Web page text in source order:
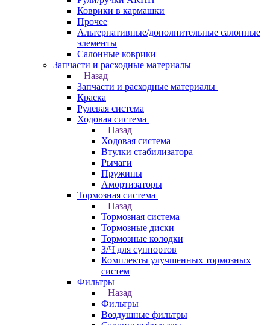
Коврики в кармашки
Прочее
Альтернативные/дополнительные салонные
элементы
Салонные коврики
Запчасти и расходные материалы
Назад
Запчасти и расходные материалы
Краска
Рулевая система
Ходовая система
Назад
Ходовая система
Втулки стабилизатора
Рычаги
Пружины
Амортизаторы
Тормозная система
Назад
Тормозная система
Тормозные диски
Тормозные колодки
З/Ч для суппортов
Комплекты улучшенных тормозных
систем
Фильтры
Назад
Фильтры
Воздушные фильтры